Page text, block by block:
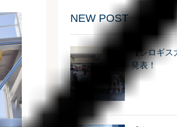
NEW POST
【シロギ
発表！